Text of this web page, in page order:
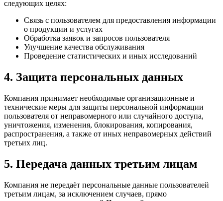
следующих целях:
Связь с пользователем для предоставления информации
о продукции и услугах
Обработка заявок и запросов пользователя
Улучшение качества обслуживания
Проведение статистических и иных исследований
4. Защита персональных данных
Компания принимает необходимые организационные и
технические меры для защиты персональной информации
пользователя от неправомерного или случайного доступа,
уничтожения, изменения, блокирования, копирования,
распространения, а также от иных неправомерных действий
третьих лиц.
5. Передача данных третьим лицам
Компания не передаёт персональные данные пользователей
третьим лицам, за исключением случаев, прямо